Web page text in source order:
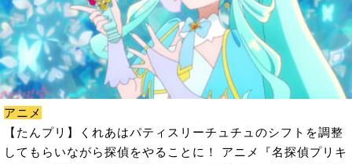
アニメ
【たんプリ】くれあはパティスリーチュチュのシフトを調整
してもらいながら探偵をやることに！ アニメ『名探偵プリキ